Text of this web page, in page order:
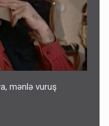
mənlə vuruş